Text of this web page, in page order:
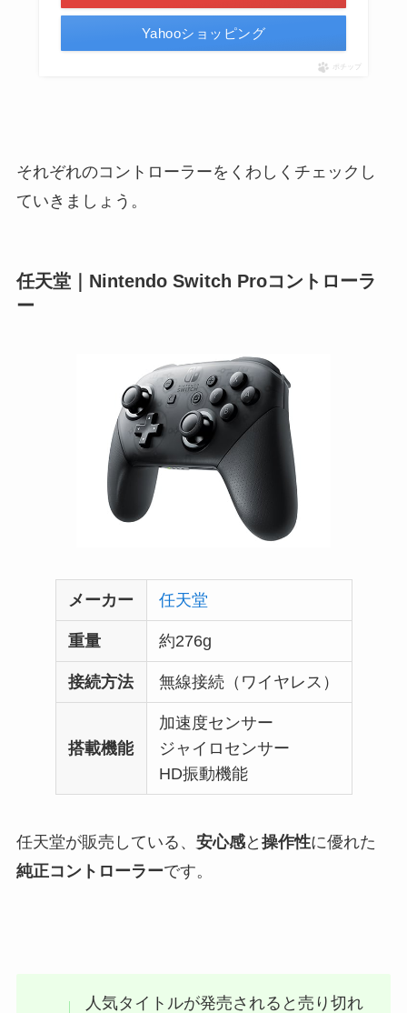
Yahooショッピング
ポチップ
それぞれのコントローラーをくわしくチェックし
ていきましょう。
任天堂｜Nintendo Switch Proコントローラ
ー
メーカー 任天堂
重量 約276g
接続方法 無線接続（ワイヤレス）
搭載機能
加速度センサー
ジャイロセンサー
HD振動機能
任天堂が販売している、 安心感と 操作性に優れた
純正コントローラーです。
人気タイトルが発売されると売り切れ